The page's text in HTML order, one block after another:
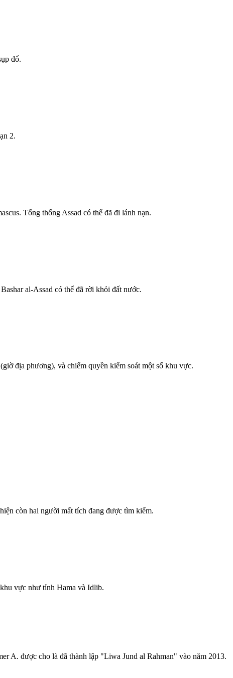
đổ.
2.
Tổng thống Assad có thể đã đi lánh nạn.
al-Assad có thể đã rời khỏi đất nước.
địa phương), và chiếm quyền kiểm soát một số khu vực.
còn hai người mất tích đang được tìm kiếm.
vực như tỉnh Hama và Idlib.
A. được cho là đã thành lập "Liwa Jund al Rahman" vào năm 2013.